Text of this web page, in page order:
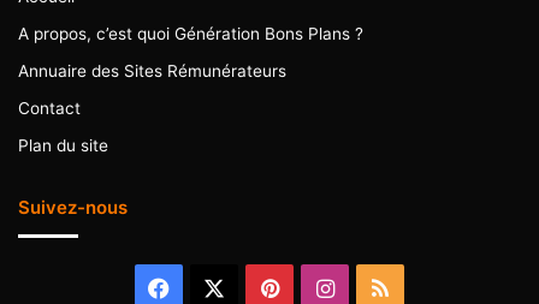
A propos, c’est quoi Génération Bons Plans ?
Annuaire des Sites Rémunérateurs
Contact
Plan du site
Suivez-nous
Facebook PinterestInstagram
RSS